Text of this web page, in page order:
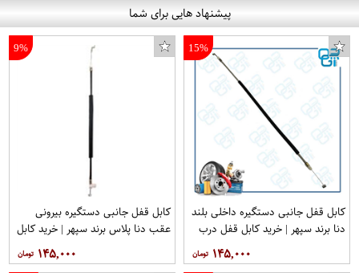
پیشنهاد هایی برای شما
15%
کابل قفل جانبی دستگیره داخلی بلند
دنا برند سپهر | خرید کابل قفل درب
۱۴۵,۰۰۰
9%
کابل قفل جانبی دستگیره بیرونی
عقب دنا پلاس برند سپهر | خرید کابل
۱۴۵,۰۰۰